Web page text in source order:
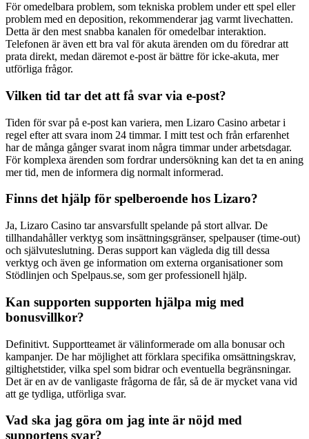
För omedelbara problem, som tekniska problem under ett spel eller
problem med en deposition, rekommenderar jag varmt livechatten.
Detta är den mest snabba kanalen för omedelbar interaktion.
Telefonen är även ett bra val för akuta ärenden om du föredrar att
prata direkt, medan däremot e-post är bättre för icke-akuta, mer
utförliga frågor.
Vilken tid tar det att få svar via e-post?
Tiden för svar på e-post kan variera, men Lizaro Casino arbetar i
regel efter att svara inom 24 timmar. I mitt test och från erfarenhet
har de många gånger svarat inom några timmar under arbetsdagar.
För komplexa ärenden som fordrar undersökning kan det ta en aning
mer tid, men de informera dig normalt informerad.
Finns det hjälp för spelberoende hos Lizaro?
Ja, Lizaro Casino tar ansvarsfullt spelande på stort allvar. De
tillhandahåller verktyg som insättningsgränser, spelpauser (time-out)
och självuteslutning. Deras support kan vägleda dig till dessa
verktyg och även ge information om externa organisationer som
Stödlinjen och Spelpaus.se, som ger professionell hjälp.
Kan supporten supporten hjälpa mig med
bonusvillkor?
Definitivt. Supportteamet är välinformerade om alla bonusar och
kampanjer. De har möjlighet att förklara specifika omsättningskrav,
giltighetstider, vilka spel som bidrar och eventuella begränsningar.
Det är en av de vanligaste frågorna de får, så de är mycket vana vid
att ge tydliga, utförliga svar.
Vad ska jag göra om jag inte är nöjd med
supportens svar?